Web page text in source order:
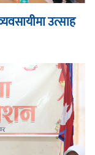
उत्साह